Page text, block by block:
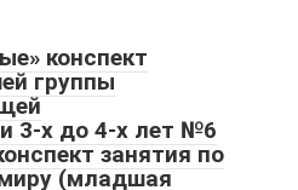
конспект
группы
3-х до 4-х лет №6
занятия по
(младшая